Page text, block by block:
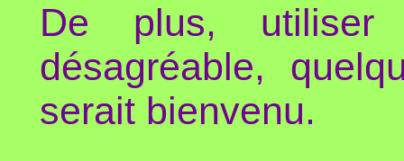
De plus, utiliser
désagréable,
serait bienvenu.